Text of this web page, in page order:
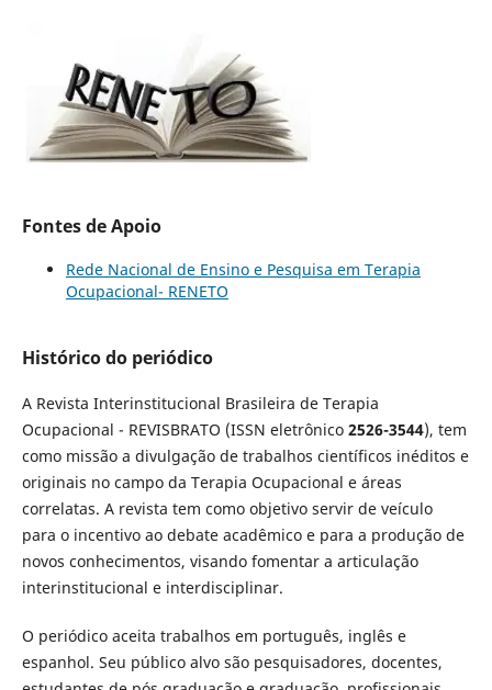
Fontes de Apoio
Rede Nacional de Ensino e Pesquisa em Terapia
Ocupacional- RENETO
Histórico do periódico
A Revista Interinstitucional Brasileira de Terapia
Ocupacional - REVISBRATO (ISSN eletrônico 2526-3544), tem
como missão a divulgação de trabalhos científicos inéditos e
originais no campo da Terapia Ocupacional eáreas
correlatas. A revista tem como objetivo servir de veículo
para o incentivo ao debate acadêmico e para a produção de
novos conhecimentos, visando fomentar a articulação
interinstitucional einterdisciplinar.
O periódico aceita trabalhos em português, inglês e
espanhol. Seu público alvo são pesquisadores, docentes,